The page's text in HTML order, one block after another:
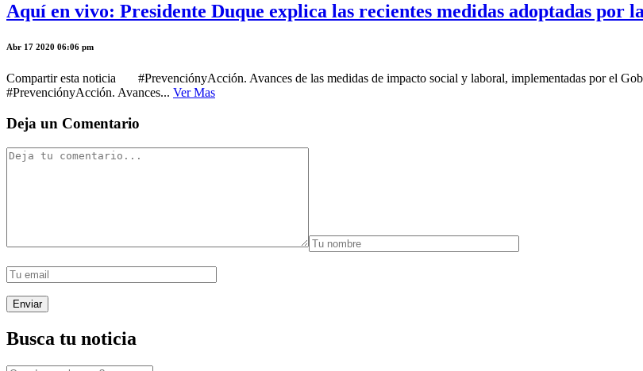
Aquí en vivo: Presidente Duque explica las recientes medidas adoptadas por
Abr 17 2020 06:06 pm
Compartir esta noticia #PrevenciónyAcción. Avances de las medidas de impacto social y laboral, implementadas por el
#PrevenciónyAcción. Avances... Ver Mas
Deja un Comentario
Busca tu noticia